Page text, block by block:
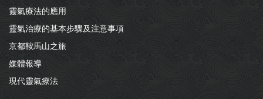
靈氣療法的應用
靈氣治療的基本步驟及注意事項
京都鞍馬山之旅
媒體報導
現代靈氣療法